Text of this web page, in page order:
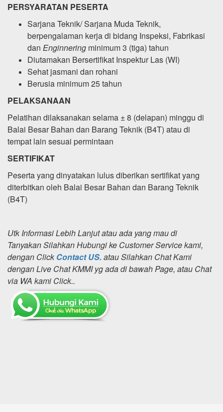
PERSYARATAN PESERTA
Sarjana Teknik/ Sarjana Muda Teknik,
berpengalaman kerja di bidang Inspeksi, Fabrikasi
dan Enginnering minimum 3 (tiga) tahun
Diutamakan Bersertifikat Inspektur Las (WI)
Sehat jasmani dan rohani
Berusia minimum 25 tahun
PELAKSANAAN
Pelatihan dilaksanakan selama ± 8 (delapan) minggu di
Balai Besar Bahan dan Barang Teknik (B4T) atau di
tempat lain sesuai permintaan
SERTIFIKAT
Peserta yang dinyatakan lulus diberikan sertifikat yang
diterbitkan oleh Balai Besar Bahan dan Barang Teknik
(B4T)
Utk Informasi Lebih Lanjut atau ada yang mau di
Tanyakan Silahkan Hubungi ke Customer Service kami,
dengan ClickContact US. atau Silahkan Chat Kami
dengan Live Chat KMMI yg ada di bawah Page, atau Chat
via WA kami Click..